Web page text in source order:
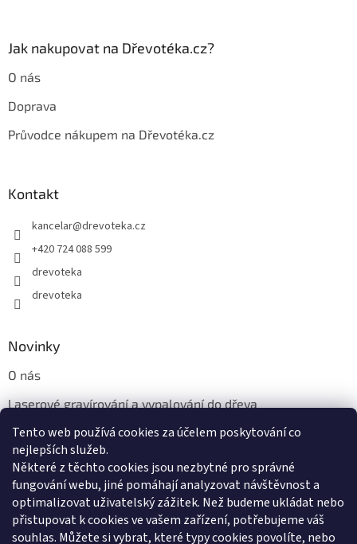
Tento web používá cookies za účelem poskytování co
nejlepších služeb.
Některé z těchto cookies jsou nezbytné pro správné
fungování webu, jiné pomáhají analyzovat návštěvnost a
optimalizovat uživatelský zážitek. Než budeme ukládat nebo
přistupovat k cookies ve vašem zařízení, potřebujeme váš
souhlas. Můžete si vybrat, které typy cookies povolíte, nebo
Jak nakupovat na Dřevotéka.cz?
O nás
Doprava
Průvodce nákupem na Dřevotéka.cz
Kontakt
kancelar@drevoteka.cz
+420 724 088 599
drevoteka
drevoteka
Novinky
O nás
Laserové gravírování a vypalování do dřeva
Proč jíst z přírodních dřevěných talířů: Ekologická a Stylová
Volba